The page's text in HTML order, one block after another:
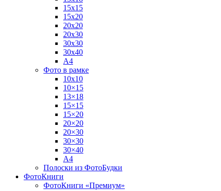
15х15
15х20
20х20
20х30
30х30
30х40
А4
Фото в рамке
10х10
10×15
13×18
15×15
15×20
20×20
20×30
30×30
30×40
A4
Полоски из ФотоБудки
ФотоКниги
ФотоКниги «Премиум»